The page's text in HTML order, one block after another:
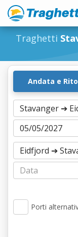
Traghetti
Andata e
Porti